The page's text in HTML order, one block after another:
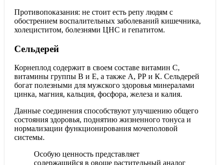
Противопоказания: не стоит есть репу людям с
обострением воспалительных заболеваний кишечника,
холециститом, болезнями ЦНС и гепатитом.
Сельдерей
Корнеплод содержит в своем составе витамин С,
витамины группы В и Е, а также А, РР и К. Сельдерей
богат полезными для мужского здоровья минералами
цинка, магния, кальция, фосфора, железа и калия.
Данные соединения способствуют улучшению общего
состояния здоровья, поднятию жизненного тонуса и
нормализации функционирования мочеполовой
системы.
Особую ценность представляет
содержащийся в овоще растительный аналог